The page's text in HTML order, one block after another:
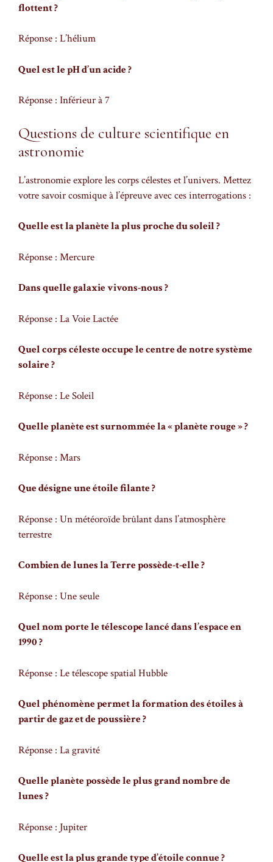
flottent ?
Réponse : L’hélium
Quel est le pH d’un acide ?
Réponse : Inférieur à 7
Questions de culture scientifique en
astronomie
L’astronomie explore les corps célestes et l’univers. Mettez
votre savoir cosmique à l’épreuve avec ces interrogations :
Quelle est la planète la plus proche du soleil ?
Réponse : Mercure
Dans quelle galaxie vivons-nous ?
Réponse : La Voie Lactée
Quel corps céleste occupe le centre de notre système
solaire ?
Réponse : Le Soleil
Quelle planète est surnommée la « planète rouge » ?
Réponse : Mars
Que désigne une étoile filante ?
Réponse : Un météoroïde brûlant dans l’atmosphère
terrestre
Combien de lunes la Terre possède-t-elle ?
Réponse : Une seule
Quel nom porte le télescope lancé dans l’espace en
1990 ?
Réponse : Le télescope spatial Hubble
Quel phénomène permet la formation des étoiles à
partir de gaz et de poussière ?
Réponse : La gravité
Quelle planète possède le plus grand nombre de
lunes ?
Réponse : Jupiter
Quelle est la plus grande type d’étoile connue ?